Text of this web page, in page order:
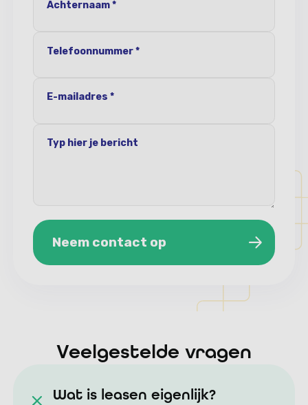
Achternaam *
Telefoonnummer *
E-mailadres *
Typ hier je bericht
Neem contact op
Veelgestelde vragen
Wat is leasen eigenlijk?